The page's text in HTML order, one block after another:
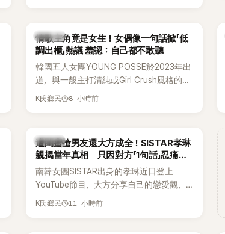
K-POP
情歌主角竟是女生！女偶像一句話掀「低
調出櫃」熱議 羞認：自己都不敢聽
韓國五人女團YOUNG POSSE於2023年出
道，與一般主打清純或Girl Crush風格的女
團不同，她們以濃厚的Hip-Hop元素、自
的音樂風格，在海外尤其是歐美市場累積
不少人氣，逐漸成為第五代女團中極具辨
識度的新生代代表之一。
K氏鄉民 8 小時前
K-POP
遭閨蜜搶男友還大方成全！SISTAR孝琳
親揭當年真相 只因對方「1句話」忍痛放
手
南韓女團SISTAR出身的孝琳近日登上
YouTube節目，大方分享自己的戀愛觀，
更首度坦承過去曾遭最好的朋友搶走男
K氏鄉民 11 小時前